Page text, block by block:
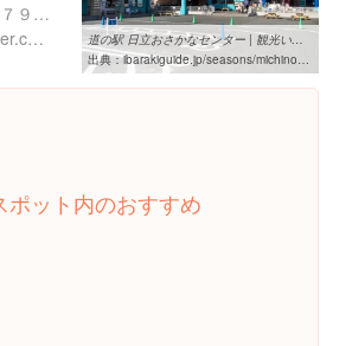
茨城県日立市みなと町５７７９-２４
http://hitachi-osakana-center.com/
道の駅 日立おさかなセンター | 観光いばらき
出典：ibarakiguide.jp/seasons/michinoeki/hitachi-osakana-center.html
ポット内のおすすめ